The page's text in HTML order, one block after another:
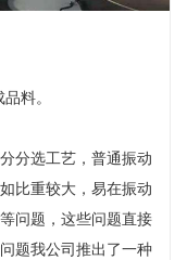
料。
分选工艺，普通振动
比重较大，易在振动
问题，这些问题直接
题我公司推出了一种